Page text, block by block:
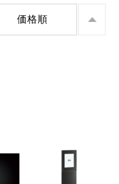
価格順